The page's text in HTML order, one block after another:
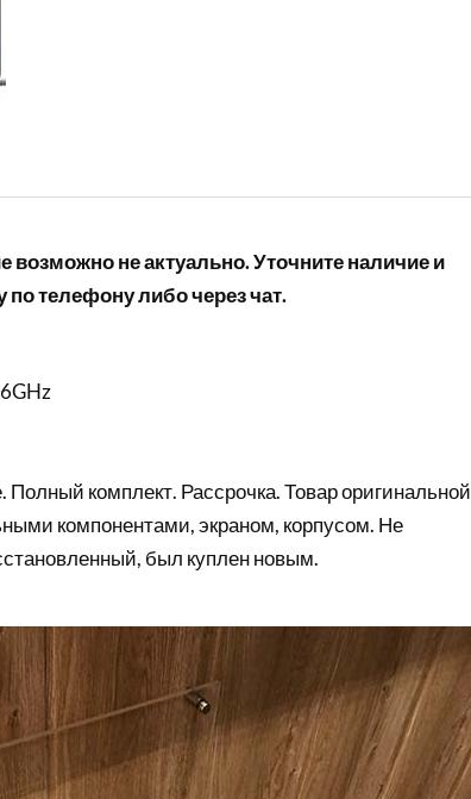
возможно не актуально. Уточните наличие и
по телефону либо через чат.
комплект. Рассрочка. Товар оригинальной
компонентами, экраном, корпусом. Не
был куплен новым.